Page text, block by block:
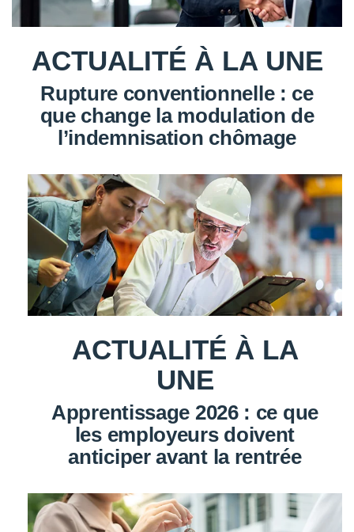
ACTUALITÉ À LA UNE
Rupture conventionnelle : ce
que change la modulation de
l’indemnisation chômage
ACTUALITÉ À LA
UNE
Apprentissage 2026 : ce que
les employeurs doivent
anticiper avant la rentrée